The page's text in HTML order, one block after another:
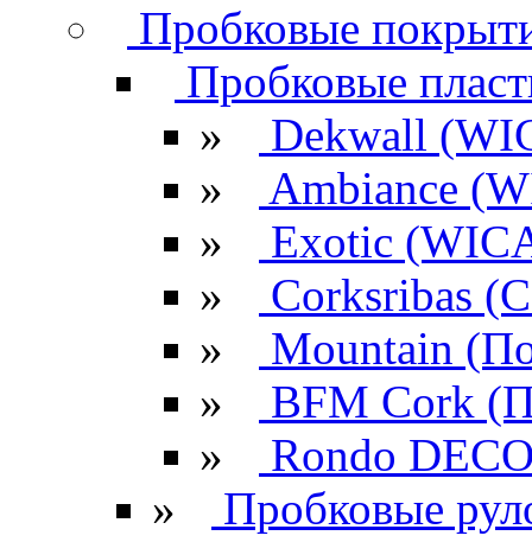
Пробковые
Пробковые
»
Dekwall
»
Ambiance
»
Exotic
»
Corksribas
»
Mountain
»
BFM Cork
»
Rondo
»
Пробковые